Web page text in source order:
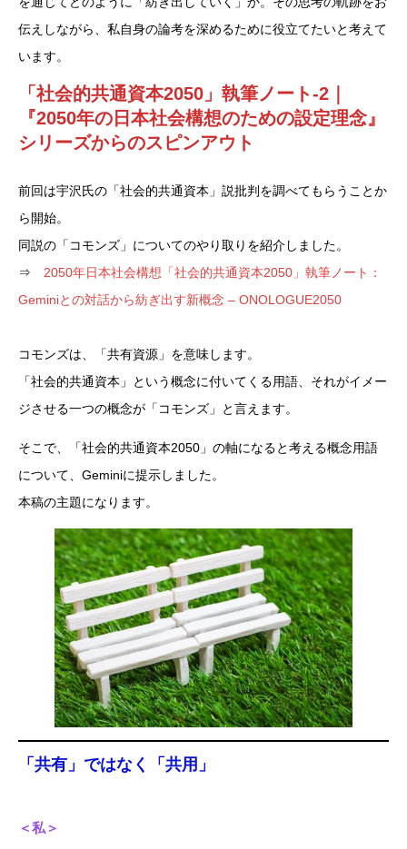
伝えしながら、私自身の論考を深めるために役立てたいと考えて
います。
「社会的共通資本2050」執筆ノート-2｜
『2050年の日本社会構想のための設定理念』
シリーズからのスピンアウト
前回は宇沢氏の「社会的共通資本」説批判を調べてもらうことか
ら開始。
同説の「コモンズ」についてのやり取りを紹介しました。
⇒ 2050年日本社会構想「社会的共通資本2050」執筆ノート：
Geminiとの対話から紡ぎ出す新概念 – ONOLOGUE2050
コモンズは、「共有資源」を意味します。
「社会的共通資本」という概念に付いてくる用語、それがイメー
ジさせる一つの概念が「コモンズ」と言えます。
そこで、「社会的共通資本2050」の軸になると考える概念用語
について、Geminiに提示しました。
本稿の主題になります。
「共有」ではなく「共用」
＜私＞